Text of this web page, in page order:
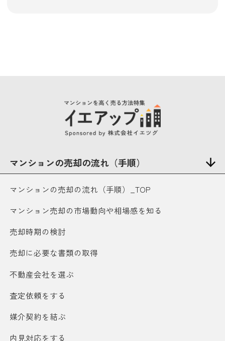
マンションの売却の流れ（手順）
マンションの売却の流れ（手順）_TOP
マンション売却の市場動向や相場感を知る
売却時期の検討
売却に必要な書類の取得
不動産会社を選ぶ
査定依頼をする
媒介契約を結ぶ
内見対応をする